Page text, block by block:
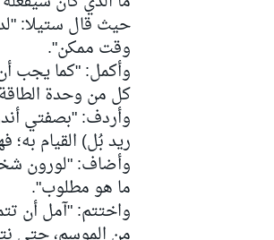
سباقات التحمّل
حيث قال ستيلا:
وقت ممكن".
وأكمل: "كما يجب
كل من وحدة
وأردف: "بصفتي
ريد بُل) القيام
وأضاف: "لورون
ما هو مطلوب".
واختتم: "آمل أن